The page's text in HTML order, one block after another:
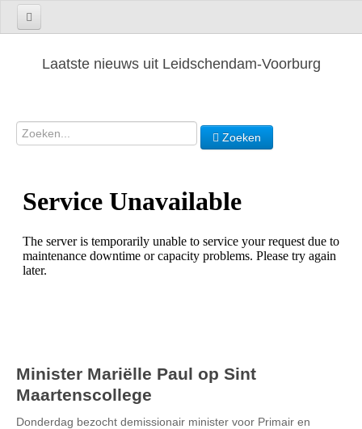
Laatste nieuws uit Leidschendam-Voorburg
Zoeken
Minister Mariëlle Paul op Sint
Maartenscollege
Donderdag bezocht demissionair minister voor Primair en